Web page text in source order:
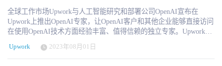
出整个行业的发展路径正在发生根本性转变。 AI技能与AI工作已成
为平台流量和收入的关键引擎，未来平台将围绕AI构建“任务管理
+人才匹配+履约交付”的闭环生态。 大型企业对平台化用工的接受度
EOR与AOR结合平台撮合将成为主流配置。 平台之间的差异化壁垒
将来自于对“合规+服务”的掌控深度，单纯连接人与项目的模式正在
被严重稀释。 利用资本优势进行股票回购：信中建议，如果公司能
够进行必要的改革，股价将得到显著提升。因此，董事会应利用公
司的现金储备和未来的自由现金流积极回购股票，以提高股东回
报。 推动更好的企业治理：建议董事会去除分期制，允许股东每年
选举所有董事，以增强董事会的透明度和问责制。同时，建议引入
是 BERT 和稳定扩散。 随着对人工智能技术的理解日趋成熟，公司
正逐渐将重点从单一的人工智能生成工具转向人工智能生成应用和
服务： 许多季度间搜索量增长最大的技能表明，企业正从单一的人
工智能生成工具转向人工智能生成应用和服务，包括人工智能内容
全球工作市场Upwork与人工智能研究和部署公司OpenAI宣布在
Upwork上推出OpenAI专家，让OpenAI客户和其他企业能够直接访问
在使用OpenAI技术方面经验丰富、值得信赖的独立专家。Upwork和
OpenAI共同设计了该计划，旨在培养善于使用OpenAI API平台的人
才，并从Upwork提供的250项独特的人工智能技能中汲取经验，包括
GPT-4、Whisper和人工智能模型集成。 借助Upwork的市场，OpenAI
Upwork 2023年08月01日